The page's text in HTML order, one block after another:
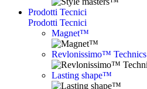
Prodotti Tecnici
Prodotti Tecnici
Magnet™
Revlonissimo™ Technics
Lasting shape™